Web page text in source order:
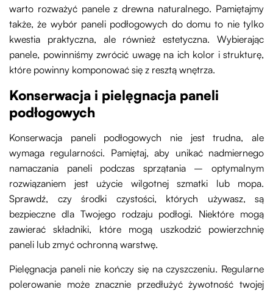
warto rozważyć panele z drewna naturalnego. Pamiętajmy
także, że wybór paneli podłogowych do domu to nie tylko
kwestia praktyczna, ale również estetyczna. Wybierając
panele, powinniśmy zwrócić uwagę na ich kolor i strukturę,
które powinny komponować się z resztą wnętrza.
Konserwacja i pielęgnacja paneli
podłogowych
Konserwacja paneli podłogowych nie jest trudna, ale
wymaga regularności. Pamiętaj, aby unikać nadmiernego
namaczania paneli podczas sprzątania – optymalnym
rozwiązaniem jest użycie wilgotnej szmatki lub mopa.
Sprawdź, czy środki czystości, których używasz, są
bezpieczne dla Twojego rodzaju podłogi. Niektóre mogą
zawierać składniki, które mogą uszkodzić powierzchnię
paneli lub zmyć ochronną warstwę.
Pielęgnacja paneli nie kończy się na czyszczeniu. Regularne
polerowanie może znacznie przedłużyć żywotność twojej